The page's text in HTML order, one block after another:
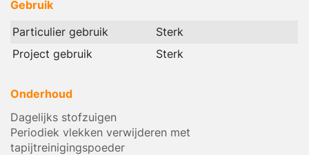
Gebruik
Particulier gebruik
Sterk
Project gebruik
Sterk
Onderhoud
Dagelijks stofzuigen
Periodiek vlekken verwijderen met
tapijtreinigingspoeder